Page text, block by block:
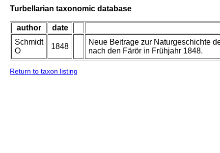
Turbellarian taxonomic database
author
date
Schmidt
O
1848
Neue Beitrage zur Naturgeschichte
nach den Färör in Frühjahr 1848.
Return to taxon listing